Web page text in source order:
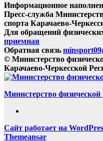
Информационное
Пресс-служба
спорта Карачаево-
Для обращений
приемная
Обратная связь
© Министерство
Карачаево-Черкесской
Министерство
Сайт работает на
Themeansar